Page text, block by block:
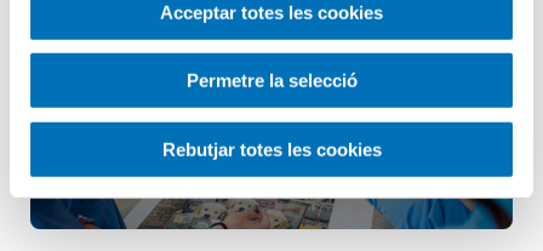
Acceptar totes les cookies
Permetre la selecció
Rebutjar totes les cookies